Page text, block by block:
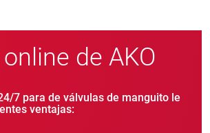
de AKO
7 para de válvulas de manguito le
ventajas: